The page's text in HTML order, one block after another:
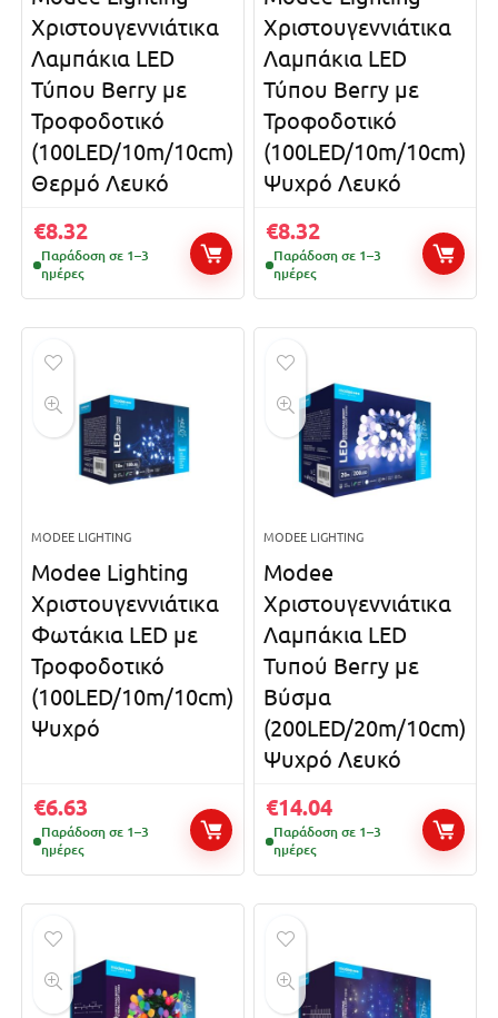
Χριστουγεννιάτικα
Λαμπάκια LED
Τύπου Berry με
Τροφοδοτικό
(100LED/10m/10cm)
Θερμό Λευκό
€8.32
Παράδοση σε 1–3
ημέρες
Χριστουγεννιάτικα
Λαμπάκια LED
Τύπου Berry με
Τροφοδοτικό
(100LED/10m/10cm)
Ψυχρό Λευκό
€8.32
Παράδοση σε 1–3
ημέρες
MODEE LIGHTING
Modee Lighting
Χριστουγεννιάτικα
Φωτάκια LED με
Τροφοδοτικό
(100LED/10m/10cm)
Ψυχρό
€6.63
Παράδοση σε 1–3
ημέρες
MODEE LIGHTING
Modee
Χριστουγεννιάτικα
Λαμπάκια LED
Τυπού Berry με
Βύσμα
(200LED/20m/10cm)
Ψυχρό Λευκό
€14.04
Παράδοση σε 1–3
ημέρες